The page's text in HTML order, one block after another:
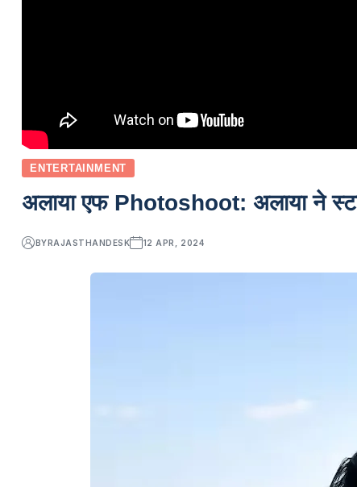
ENTERTAINMENT
अलाया एफ Photoshoot: अलाया ने
BYRAJASTHANDESK 12 APR, 2024